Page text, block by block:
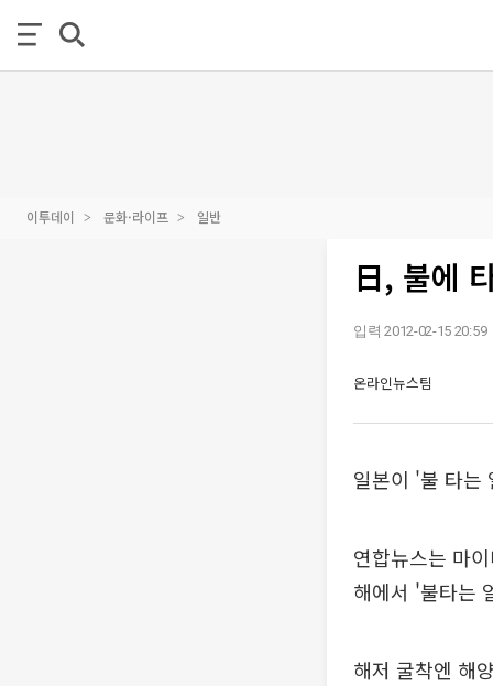
이투데이 문화·라이프 일반
日, 불에
입력 2012-02-15 20:59
온라인뉴스팀
일본이 '불 타는
연합뉴스는 마
해에서 '불타는
해저 굴착엔 해